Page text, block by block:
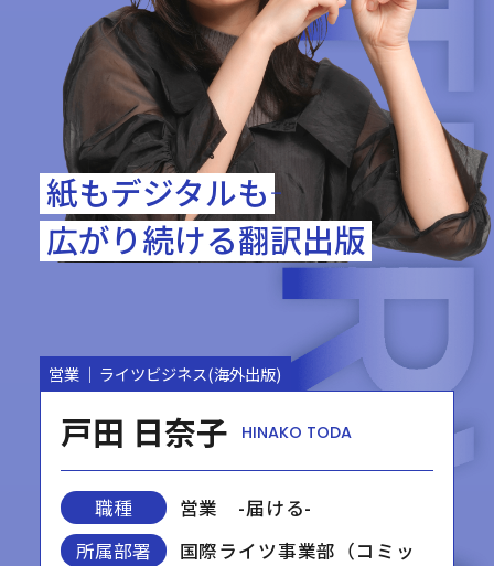
紙もデジタルも――
広がり続ける翻訳出版
営業 ライツビジネス(海外出版)
戸田 日奈子 HINAKO TODA
職種
営業 -届ける-
所属部署
国際ライツ事業部（コミッ